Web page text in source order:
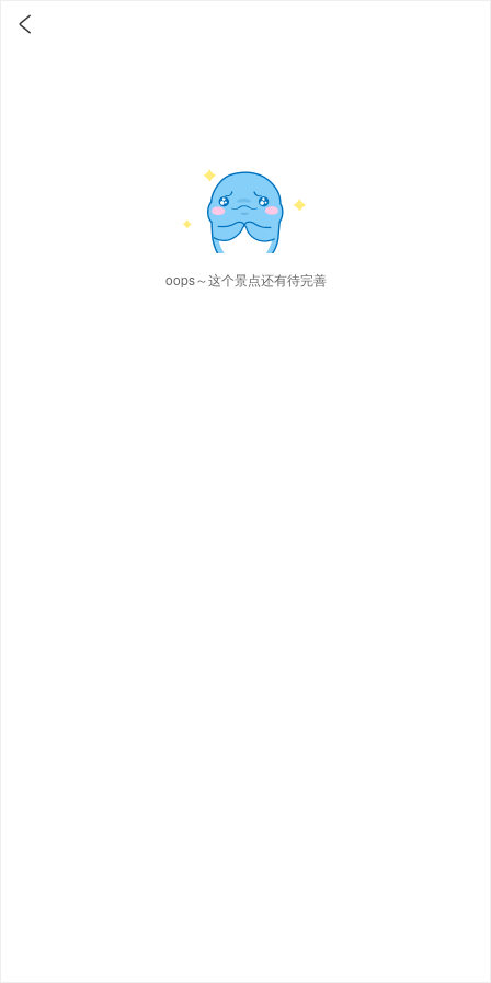

oops～这个景点还有待完善